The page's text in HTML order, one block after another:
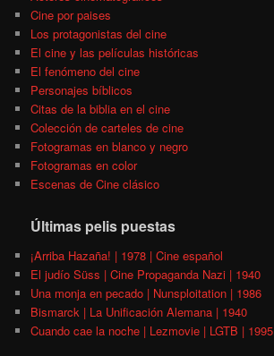
Cine por paises
Los protagonistas del cine
El cine y las películas históricas
El fenómeno del cine
Personajes bíblicos
Citas de la biblia en el cine
Colección de carteles de cine
Fotogramas en blanco y negro
Fotogramas en color
Escenas de Cine clásico
Últimas pelis puestas
¡Arriba Hazaña! | 1978 | Cine español
El judío Süss | Cine Propaganda Nazi | 1940
Una monja en pecado | Nunsploitation | 1986
Bismarck | La Unificación Alemana | 1940
Cuando cae la noche | Lezmovie | LGTB | 1995